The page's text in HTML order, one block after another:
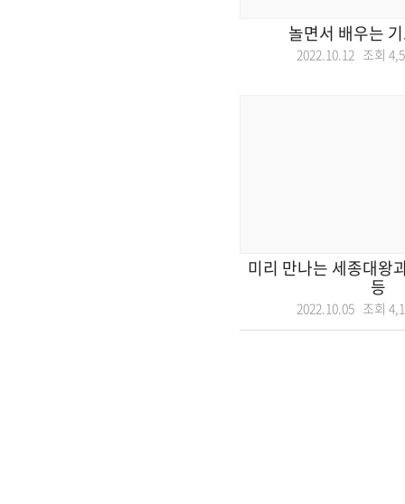
놀면서 배우는
2022.10.12 조회
미리 만나는 세종대왕
등
2022.10.05 조회